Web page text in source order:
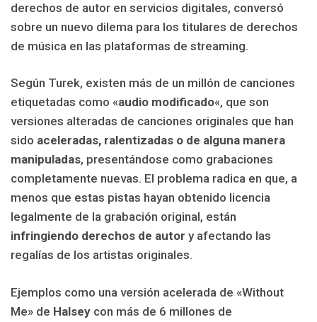
derechos de autor en servicios digitales, conversó
sobre un nuevo dilema para los titulares de derechos
de música en las plataformas de streaming.
Según Turek, existen más de un millón de canciones
etiquetadas como «audio modificado«, que son
versiones alteradas de canciones originales que han
sido aceleradas, ralentizadas o de alguna manera
manipuladas, presentándose como grabaciones
completamente nuevas. El problema radica en que, a
menos que estas pistas hayan obtenido licencia
legalmente de la grabación original, están
infringiendo derechos de autor y afectando las
regalías de los artistas originales.
Ejemplos como una versión acelerada de «Without
Me» de Halsey con más de 6 millones de